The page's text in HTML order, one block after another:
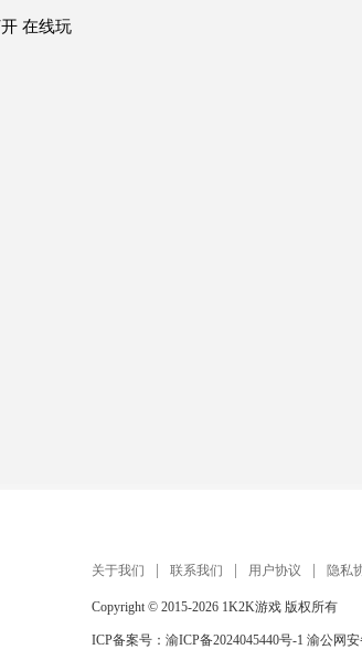
在线玩
关于我们 联系我们 用户协议 隐私
Copyright © 2015-2026 1K2K游戏 版权所有
ICP备案号： 渝ICP备2024045440号-1 渝公网安